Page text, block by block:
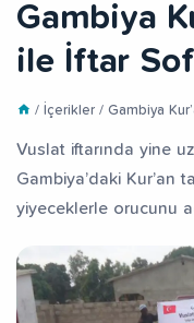
Gambiya
ile İftar
/ İçerikler / Gambiya
Vuslat iftarında yine
Gambiya’daki Kur’an
yiyeceklerle orucunu